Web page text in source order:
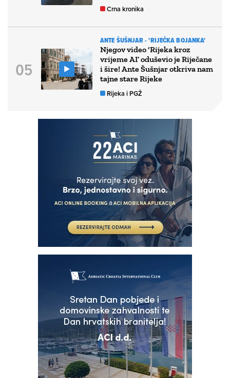
Crna kronika
ANTE ŠUŠNJAR - 'RIJEČKA BOJANKA'
Njegov video ‘Rijeka kroz
vrijeme AI’ oduševio je Riječane
i šire! Ante Šušnjar otkriva nam
tajne stare Rijeke
Rijeka i PGŽ